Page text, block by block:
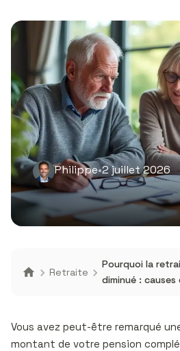
Philippe•2 juillet 2026
Retraite
Pourquoi la
diminué :
Vous avez peut-être remarqué
montant de votre pension